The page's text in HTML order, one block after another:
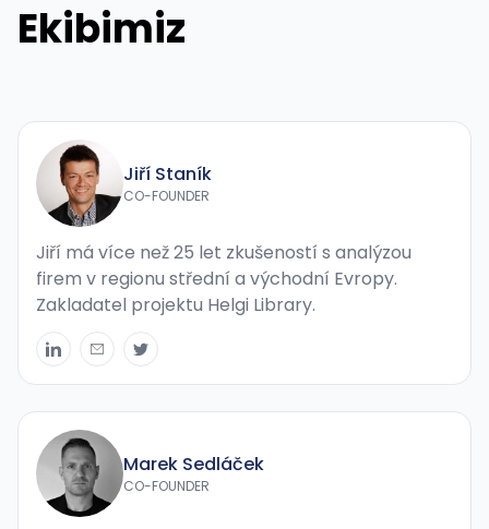
Ekibimiz
Jiří Staník
CO-FOUNDER
Jiří má více než 25 let zkušeností s analýzou
firem v regionu střední a východní Evropy.
Zakladatel projektu Helgi Library.
Marek Sedláček
CO-FOUNDER